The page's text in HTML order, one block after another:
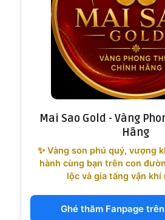
Mai Sao Gold - Vàng
Hãng
✨ Vàng son phú quý, vượng
hành cùng bạn trên con
lộc và gia tăng vận khí
Ghé thăm Fanpage